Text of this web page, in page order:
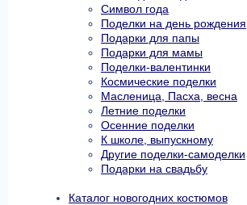
Символ года
Поделки на день рождения
Подарки для папы
Подарки для мамы
Поделки-валентинки
Космические поделки
Масленица, Пасха, весна
Летние поделки
Осенние поделки
К школе, выпускному
Другие поделки-самоделки
Подарки на свадьбу
Каталог новогодних костюмов